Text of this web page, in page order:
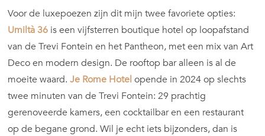
Voor de luxepoezen zijn dit mijn twee favoriete opties:
Umiltà 36 is een vijfsterren boutique hotel op loopafstand
van de Trevi Fontein en het Pantheon, met een mix van Art
Deco en modern design. De rooftop bar alleen is al de
moeite waard.Je Rome Hotel opende in 2024 op slechts
twee minuten van de Trevi Fontein: 29 prachtig
gerenoveerde kamers, een cocktailbar en een restaurant
op de begane grond. Wil je echt iets bijzonders, dan is